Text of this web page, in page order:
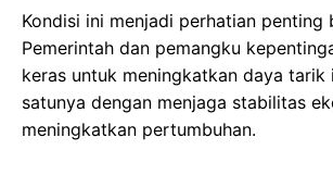
Kondisi ini menjadi perhatian penting
Pemerintah dan pemangku
keras untuk meningkatkan daya tarik
satunya dengan menjaga stabilitas
meningkatkan pertumbuhan.